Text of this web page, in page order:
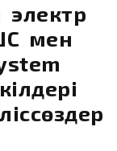
электр
мен